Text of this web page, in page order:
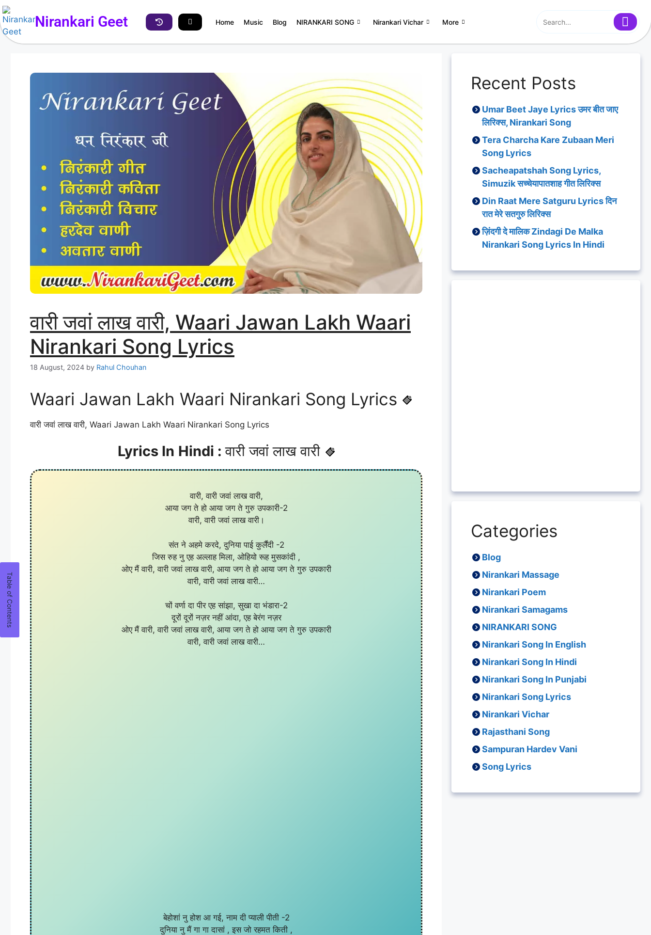
Nirankari Geet Home Music Blog NIRANKARI SONG Nirankari Vichar More
वारी जवां लाख वारी, Waari Jawan Lakh Waari
Nirankari Song Lyrics
18 August, 2024 by Rahul Chouhan
Waari Jawan Lakh Waari Nirankari Song Lyrics
वारी जवां लाख वारी, Waari Jawan Lakh Waari Nirankari Song Lyrics
Lyrics In Hindi :वारी जवां लाख वारी
वारी, वारी जवां लाख वारी,
आया जग ते हो आया जग ते गुरु उपकारी-2
वारी, वारी जवां लाख वारी।
संत ने अहमे करदे, दुनिया पाई कुर्लैंदी -2
जिस रुह नु एह अल्लाह मिला, ओहियो रूह मुसकांदी ,
ओए मैं वारी, वारी जवां लाख वारी, आया जग ते हो आया जग ते गुरु उपकारी
वारी, वारी जवां लाख वारी…
चों वर्णा दा पीर एह सांझा, सुखा दा भंडारा-2
दूरों दूरों नज़र नहीं आंदा, एह बेरंग नज़र
ओए मैं वारी, वारी जवां लाख वारी, आया जग ते हो आया जग ते गुरु उपकारी
वारी, वारी जवां लाख वारी…
बेहोशां नु होश आ गई, नाम दी प्याली पीती -2
दुनिया नु मैं गा गा दासां , इस जो रहमत किती ,
Recent Posts
Umar Beet Jaye Lyrics उमर बीत जाए
लिरिक्स, Nirankari Song
Tera Charcha Kare Zubaan Meri
Song Lyrics
Sacheapatshah Song Lyrics,
Simuzik सच्चेयापातशाह गीत लिरिक्स
Din Raat Mere Satguru Lyrics दिन
रात मेरे सतगुरु लिरिक्स
ज़िंदगी दे मालिक Zindagi De Malka
Nirankari Song Lyrics In Hindi
Categories
Blog
Nirankari Massage
Nirankari Poem
Nirankari Samagams
NIRANKARI SONG
Nirankari Song In English
Nirankari Song In Hindi
Nirankari Song In Punjabi
Nirankari Song Lyrics
Nirankari Vichar
Rajasthani Song
Sampuran Hardev Vani
Song Lyrics